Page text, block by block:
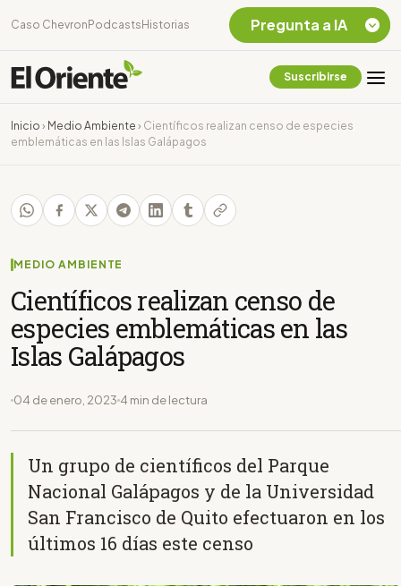
Caso Chevron Podcasts Historias
Suscribirse
Inicio › Medio Ambiente › Científicos realizan censo de especies
emblemáticas en las Islas Galápagos
MEDIO AMBIENTE
Científicos realizan censo de
especies emblemáticas en las
Islas Galápagos
04 de enero, 2023 4 min de lectura
Un grupo de científicos del Parque
Nacional Galápagos y de la Universidad
San Francisco de Quito efectuaron en los
últimos 16 días este censo
Pregunta a IA
Chevron Ecuador